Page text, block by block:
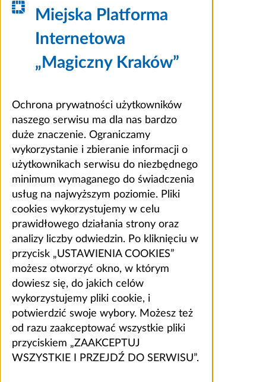
Miejska Platforma
Internetowa
„Magiczny Kraków”
Ochrona prywatności użytkowników
naszego serwisu ma dla nas bardzo
duże znaczenie. Ograniczamy
wykorzystanie i zbieranie informacji o
użytkownikach serwisu do niezbędnego
minimum wymaganego do świadczenia
usług na najwyższym poziomie. Pliki
cookies wykorzystujemy w celu
prawidłowego działania strony oraz
analizy liczby odwiedzin. Po kliknięciu w
przycisk „USTAWIENIA COOKIES”
możesz otworzyć okno, w którym
dowiesz się, do jakich celów
wykorzystujemy pliki cookie, i
potwierdzić swoje wybory. Możesz też
od razu zaakceptować wszystkie pliki
przyciskiem „ZAAKCEPTUJ
WSZYSTKIE I PRZEJDŹ DO SERWISU”.